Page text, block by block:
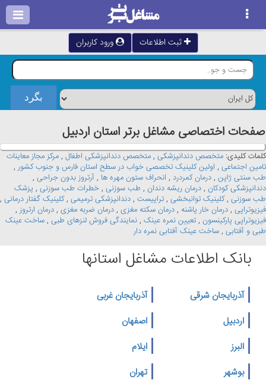
ثبت اطلاعات ورود کاربران
صفحات اختصاصی مشاغل برتر استان اردبيل
کلمات کلیدی: متخصص دندانپزشکی , متخصص دندانپزشکی اطفال , مرکز مجاز معاینات
تامین اجتماعی , اولین کلینیک تخصصی خواب در سطح استان فارس و جنوب کشور ,
طب سنتی ژاپن , درمان کمردرد , انحراف ستون مهره ها , آرتروز بدون جراحی ,
دندانپزشکی کودکان , درمان ریشه دندان , طب سوزنی , خطرات طب سوزنی , پزشک
طب سوزنی ,کلینیک توانبخشی , تراپیست , دندانپزشکی ترمیمی ,کلینیک گفتار درمانی ,
فیزیوتراپی , درمان خار پاشنه , درمان سکته مغزی , درمان ضربه مغزی , درمان ارتروز ,
فیزیوتراپی پارکینسون , تعیین نمره عینک , نمایندگی فروش لنزهای طبی , ساخت عینک
طبی و آفتابی , ساخت عینک آفتابی نمره دار
بانک اطلاعات مشاغل استانها
آذربایجان شرقی
آذربایجان غربی
اردبیل
اصفهان
البرز
ایلام
بوشهر
تهران